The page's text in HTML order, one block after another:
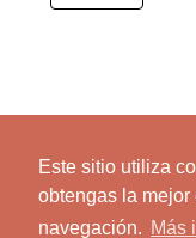
Este sitio utiliza
obtengas la
navegación. Más